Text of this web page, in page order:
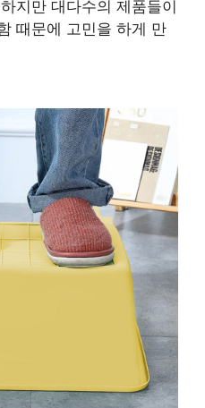
지만 대다수의 제품들이
때문에 고민을 하게 만